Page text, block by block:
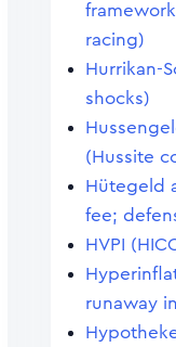
racing)
Hurrikan-
shocks)
(Hussite
Hütegeld
fee;
HVPI
runaway